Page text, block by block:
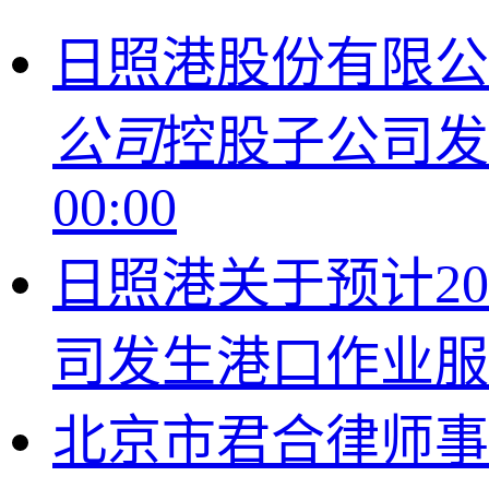
日照港股份有限
公司控股子公司
00:00
日照港关于预计
司发生港口作业
北京市君合律师